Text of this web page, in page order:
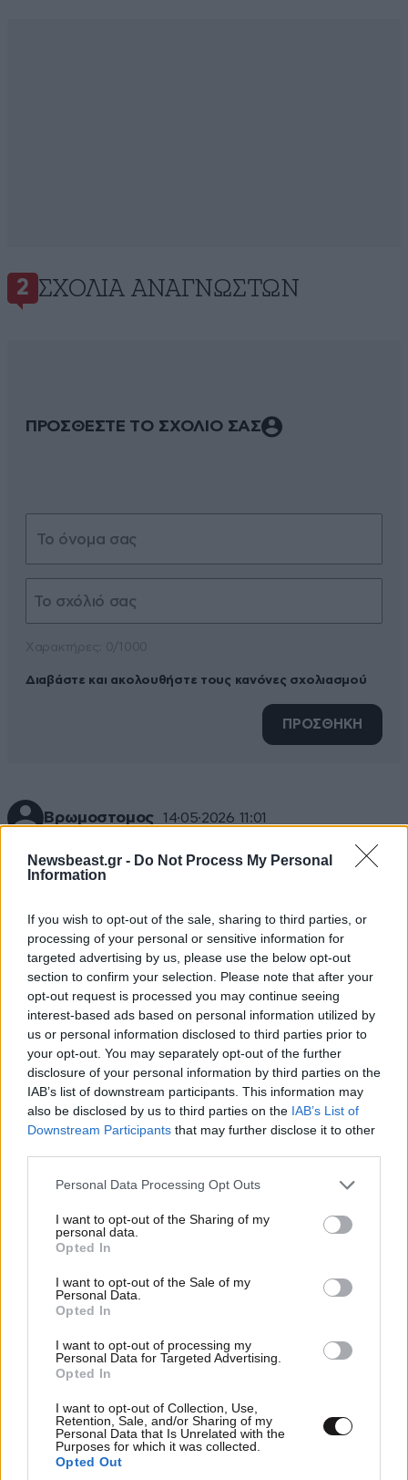
Newsbeast.gr - Do Not Process My Personal
Information
If you wish to opt-out of the sale, sharing to third parties, or
processing of your personal or sensitive information for
targeted advertising by us, please use the below opt-out
section to confirm your selection. Please note that after your
opt-out request is processed you may continue seeing
interest-based ads based on personal information utilized by
us or personal information disclosed to third parties prior to
your opt-out. You may separately opt-out of the further
disclosure of your personal information by third parties on the
IAB’s list of downstream participants. This information may
also be disclosed by us to third parties on the IAB’s List of
Downstream Participants that may further disclose it to other
Please note that this website/app uses one or more Google
not limited to your visit or usage behaviour. You may click to
grant or deny consent to Google and its third-party tags to
use your data for below specified purposes in below Google
consent section.
Personal Data Processing Opt Outs
I want to opt-out of the Sharing of my
personal data.
Opted In
I want to opt-out of the Sale of my
Personal Data.
Opted In
I want to opt-out of processing my
Personal Data for Targeted Advertising.
Opted In
I want to opt-out of Collection, Use,
Retention, Sale, and/or Sharing of my
Personal Data that Is Unrelated with the
Purposes for which it was collected.
Opted Out
2 ΣΧΌΛΙΑ ΑΝΑΓΝΩΣΤΏΝ
ΠΡΟΣΘΕΣΤΕ ΤΟ ΣΧΟΛΙΟ ΣΑΣ
Διαβάστε και ακολουθήστε τους κανόνες σχολιασμού
ΠΡΟΣΘΗΚΗ
Βρωμοστομος 14·05·2026 11:01
Αυτό είναι καθημερινότητα και όχι είδηση.
Πάνος Β
Μήπως θα αλλάξει κάτι; Γιατί αν το αφήνεις να
αλλάξει μόνο του μάλλον θα χειροτέρεψει.Σε ποια
άλλα χώρα της Ευρώπης επιτρέπεται τροφοδοσία
καταστημάτων στην διάρκεια της ημέρας;;; Δεν μιλάω
για πρωτεύουσες αλλά και για πόλεις των 10 20
χιλιάδων. Μιλαμε για το φαινόμενο λαιμό μπουκαλιού
και όλοι οι υπεύθυνοι κάνουν την παπια χρόνια τώρα.
Να μου πεις τι μπορείς να κάνεις; πολλά και
ουσιαστικά.